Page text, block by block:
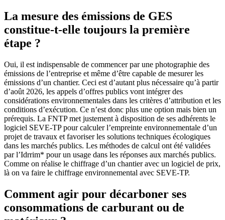
La mesure des émissions de GES
constitue-t-elle toujours la première
étape ?
Oui, il est indispensable de commencer par une photographie des
émissions de l’entreprise et même d’être capable de mesurer les
émissions d’un chantier. Ceci est d’autant plus nécessaire qu’à partir
d’août 2026, les appels d’offres publics vont intégrer des
considérations environnementales dans les critères d’attribution et les
conditions d’exécution. Ce n’est donc plus une option mais bien un
prérequis. La FNTP met justement à disposition de ses adhérents le
logiciel SEVE-TP pour calculer l’empreinte environnementale d’un
projet de travaux et favoriser les solutions techniques écologiques
dans les marchés publics. Les méthodes de calcul ont été validées
par l’Idrrim* pour un usage dans les réponses aux marchés publics.
Comme on réalise le chiffrage d’un chantier avec un logiciel de prix,
là on va faire le chiffrage environnemental avec SEVE-TP.
Comment agir pour décarboner ses
consommations de carburant ou de